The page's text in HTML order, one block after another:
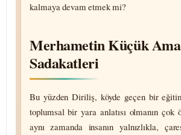
kalmaya devam etmek mi?
Merhametin Küçük
Sadakatleri
Bu yüzden Diriliş, köyde geçen bir
toplumsal bir yara anlatısı olmanın çok
aynı zamanda insanın yalnızlıkla,